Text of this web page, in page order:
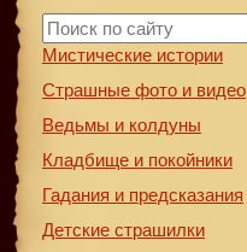
Мистические истории
Страшные фото и видео
Ведьмы и колдуны
Кладбище и покойники
Гадания и предсказания
Детские страшилки